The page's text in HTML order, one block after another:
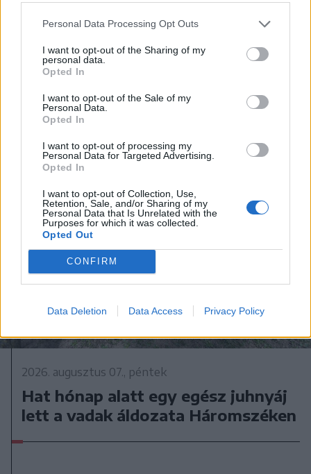
Personal Data Processing Opt Outs
I want to opt-out of the Sharing of my
personal data.
Opted In
I want to opt-out of the Sale of my
Personal Data.
Opted In
I want to opt-out of processing my
Personal Data for Targeted Advertising.
Opted In
I want to opt-out of Collection, Use,
Retention, Sale, and/or Sharing of my
Personal Data that Is Unrelated with the
Purposes for which it was collected.
Opted Out
CONFIRM
Data Deletion Data Access Privacy Policy
A rovat további cikkei
2026. augusztus 07., péntek
Hat hónap alatt egy egész juhnyáj
lett a vadak áldozata Háromszéken